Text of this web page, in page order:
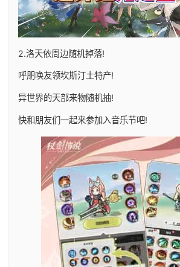
2.洛天依周边随机掉落!
呼朋唤友领坎斯汀土特产!
异世界的天部来物随机抽!
快和朋友们一起来参加入音乐节吧!